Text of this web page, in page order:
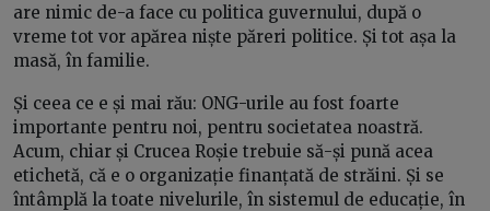
are nimic de-a face cu politica guvernului, după o
vreme tot vor apărea niște păreri politice. Și tot așa la
masă, în familie.
Și ceea ce e și mai rău: ONG-urile au fost foarte
importante pentru noi, pentru societatea noastră.
Acum, chiar și Crucea Roșie trebuie să-și pună acea
etichetă, că e o organizație finanțată de străini. Și se
întâmplă la toate nivelurile, în sistemul de educație, în